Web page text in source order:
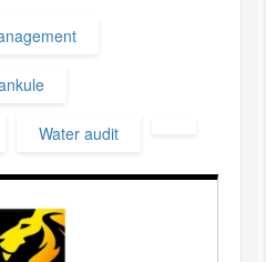
Water audit